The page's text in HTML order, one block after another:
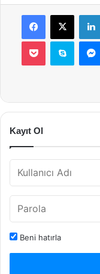
Facebook
X
Pocket Skype
Kayıt Ol
Beni hatırla